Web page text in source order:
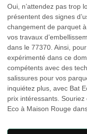
Oui, n’attendez pas trop
présentent des signes
changement de parquet
vos travaux
dans le 77370. Ainsi,
expérimenté dans ce
compétents avec des
salissures pour vos
inquiétez plus, avec Bat
prix intéressants.
Eco à Maison Rouge